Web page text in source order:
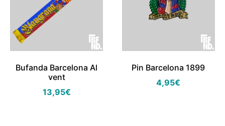
Bufanda Barcelona Al
vent
13,95€
Pin Barcelona 1899
4,95€